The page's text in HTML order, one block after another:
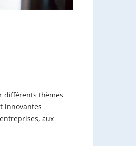
différents thèmes
innovantes
aux